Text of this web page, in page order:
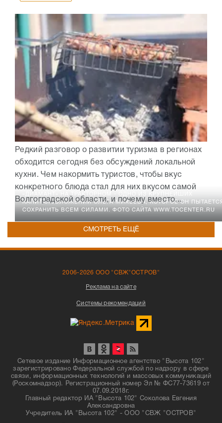
КАПИТАЛОВЛОЖЕНИЙ ОЛЕГА МИХЕЕВА, КОТОРОЕ ОН
СОХРАНИТЬ ВСЕМ СИЛАМИ. ФОТО САЙТА WWW.TOCENTER.RU
Редкий разговор о развитии туризма в регионах
обходится сегодня без обсуждений локальной
кухни. Чем накормить туристов, чтобы вкус
конкретного блюда стал для них вкусом самой
Волгоградской области, и почему вместо...
СМОТРЕТЬ ЕЩЁ
2006-2026 ООО "СВЖ"ОСТРОВ"
Реклама на сайте
Системы рекомендаций
Сетевое издание Информационное агентство "Высота 102"
зарегистрировано Федеральной службой по надзору в сфере
связи, информационных технологий и массовых коммуникаций
(Роскомнадзор). Регистрационный номер Эл № ФС77-73619 от
07.09.2018г.
Главный редактор ИА "Высота 102" Соколова Евгения
Александровна
Учредитель ИА "Высота 102" - ООО "СВЖ "ОСТРОВ"